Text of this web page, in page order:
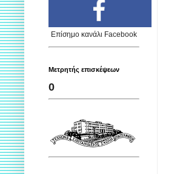
Επίσημο κανάλι Facebook
Μετρητής επισκέψεων
0